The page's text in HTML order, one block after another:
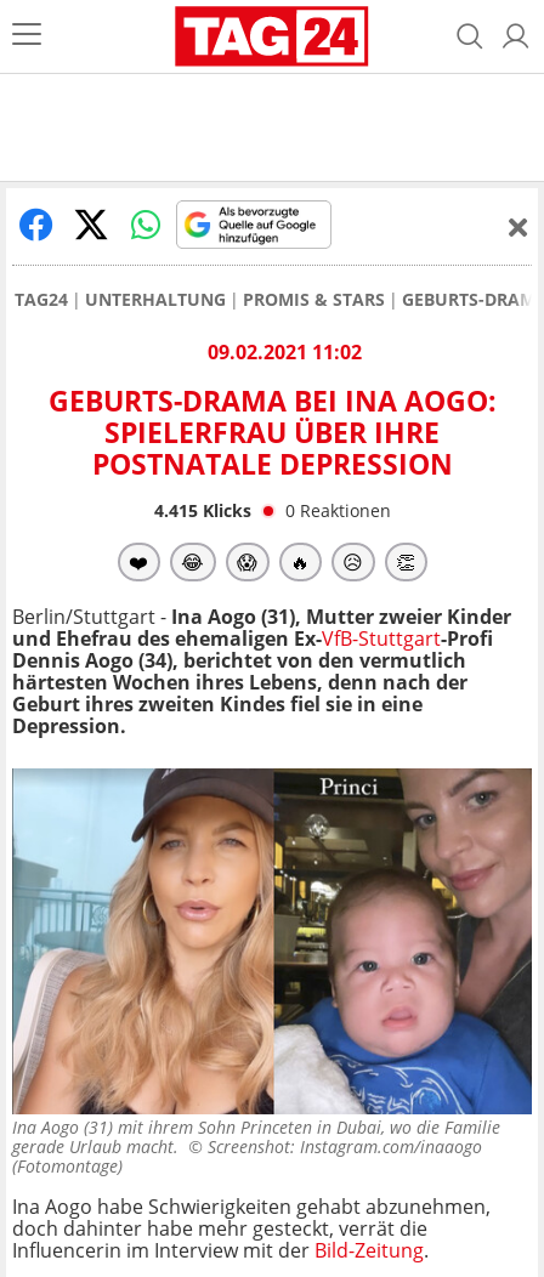
TAG24 UNTERHALTUNG PROMIS & STARS GEBURTS-
09.02.2021 11:02
GEBURTS-DRAMA BEI INA AOGO:
SPIELERFRAU ÜBER IHRE
POSTNATALE DEPRESSION
4.415Klicks 0 Reaktionen
❤️ 😂 😱 🔥 😥 👏
Berlin/Stuttgart - Ina Aogo (31), Mutter zweier Kinder
und Ehefrau des ehemaligen Ex-VfB-Stuttgart-Profi
Dennis Aogo (34), berichtet von den vermutlich
härtesten Wochen ihres Lebens, denn nach der
Geburt ihres zweiten Kindes fiel sie in eine
Depression.
Ina Aogo (31) mit ihrem Sohn Princeten in Dubai, wo die Familie
gerade Urlaub macht. © Screenshot: Instagram.com/inaaogo
(Fotomontage)
Ina Aogo habe Schwierigkeiten gehabt abzunehmen,
doch dahinter habe mehr gesteckt, verrät die
Influencerin im Interview mit der Bild-Zeitung.